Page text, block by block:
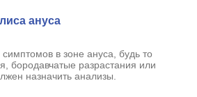
ануса
в зоне ануса, будь то
бородавчатые разрастания или
назначить анализы.